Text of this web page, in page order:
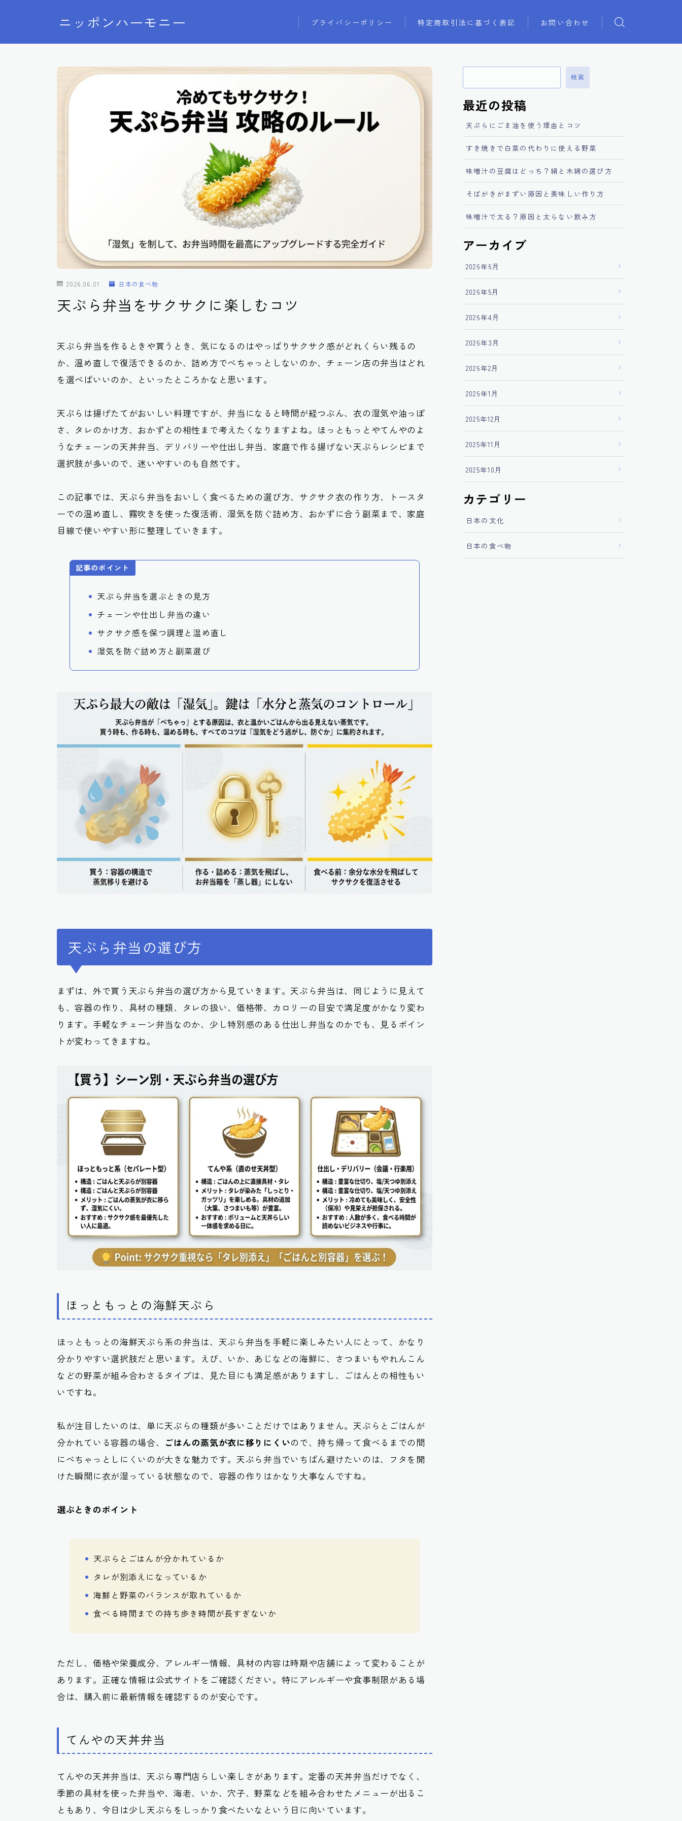
ニッポンハーモニー プライバシーポリシー 特定商取引法に基づく表記 お問い合わせ
2026.06.01 日本の食べ物
天ぷら弁当をサクサクに楽しむコツ
天ぷら弁当を作るときや買うとき、気になるのはやっぱりサクサク感がどれくらい残るの
か、温め直しで復活できるのか、詰め方でべちゃっとしないのか、チェーン店の弁当はどれ
を選べばいいのか、といったところかなと思います。
天ぷらは揚げたてがおいしい料理ですが、弁当になると時間が経つぶん、衣の湿気や油っぽ
さ、タレのかけ方、おかずとの相性まで考えたくなりますよね。ほっともっとやてんやのよ
うなチェーンの天丼弁当、デリバリーや仕出し弁当、家庭で作る揚げない天ぷらレシピまで
選択肢が多いので、迷いやすいのも自然です。
この記事では、天ぷら弁当をおいしく食べるための選び方、サクサク衣の作り方、トースタ
ーでの温め直し、霧吹きを使った復活術、湿気を防ぐ詰め方、おかずに合う副菜まで、家庭
目線で使いやすい形に整理していきます。
記事のポイント
天ぷら弁当を選ぶときの見方
チェーンや仕出し弁当の違い
サクサク感を保つ調理と温め直し
湿気を防ぐ詰め方と副菜選び
天ぷら弁当の選び方
まずは、外で買う天ぷら弁当の選び方から見ていきます。天ぷら弁当は、同じように見えて
も、容器の作り、具材の種類、タレの扱い、価格帯、カロリーの目安で満足度がかなり変わ
ります。手軽なチェーン弁当なのか、少し特別感のある仕出し弁当なのかでも、見るポイン
トが変わってきますね。
ほっともっとの海鮮天ぷら
ほっともっとの海鮮天ぷら系の弁当は、天ぷら弁当を手軽に楽しみたい人にとって、かなり
分かりやすい選択肢だと思います。えび、いか、あじなどの海鮮に、さつまいもやれんこん
などの野菜が組み合わさるタイプは、見た目にも満足感がありますし、ごはんとの相性もい
いですね。
私が注目したいのは、単に天ぷらの種類が多いことだけではありません。天ぷらとごはんが
分かれている容器の場合、 ごはんの蒸気が衣に移りにくいので、持ち帰って食べるまでの間
にべちゃっとしにくいのが大きな魅力です。天ぷら弁当でいちばん避けたいのは、フタを開
けた瞬間に衣が湿っている状態なので、容器の作りはかなり大事なんですね。
選ぶときのポイント
天ぷらとごはんが分かれているか
タレが別添えになっているか
海鮮と野菜のバランスが取れているか
食べる時間までの持ち歩き時間が長すぎないか
ただし、価格や栄養成分、アレルギー情報、具材の内容は時期や店舗によって変わることが
あります。正確な情報は公式サイトをご確認ください。特にアレルギーや食事制限がある場
合は、購入前に最新情報を確認するのが安心です。
てんやの天丼弁当
てんやの天丼弁当は、天ぷら専門店らしい楽しさがあります。定番の天丼弁当だけでなく、
季節の具材を使った弁当や、海老、いか、穴子、野菜などを組み合わせたメニューが出るこ
ともあり、今日は少し天ぷらをしっかり食べたいなという日に向いています。
検索
最近の投稿
天ぷらにごま油を使う理由とコツ
すき焼きで白菜の代わりに使える野菜
味噌汁の豆腐はどっち？絹と木綿の選び方
そばがきがまずい原因と美味しい作り方
味噌汁で太る？原因と太らない飲み方
アーカイブ
2026年6月
2026年5月
2026年4月
2026年3月
2026年2月
2026年1月
2025年12月
2025年11月
2025年10月
カテゴリー
日本の文化
日本の食べ物